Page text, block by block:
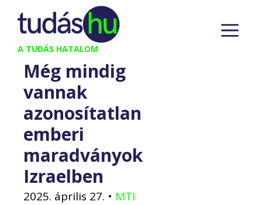
Kilépés
tartalomba
A TUDÁS HATALOM
Még mindig
vannak
azonosítatlan
emberi
maradványok
Izraelben
2025. április 27. • MTI